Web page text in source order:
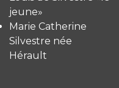
jeune»
Marie Catherine
Silvestre née
Hérault